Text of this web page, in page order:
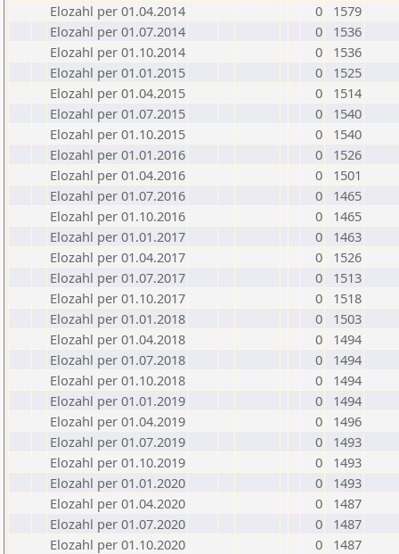
Elozahl per 01.04.2014
0
1579
Elozahl per 01.07.2014
0
1536
Elozahl per 01.10.2014
0
1536
Elozahl per 01.01.2015
0
1525
Elozahl per 01.04.2015
0
1514
Elozahl per 01.07.2015
0
1540
Elozahl per 01.10.2015
0
1540
Elozahl per 01.01.2016
0
1526
Elozahl per 01.04.2016
0
1501
Elozahl per 01.07.2016
0
1465
Elozahl per 01.10.2016
0
1465
Elozahl per 01.01.2017
0
1463
Elozahl per 01.04.2017
0
1526
Elozahl per 01.07.2017
0
1513
Elozahl per 01.10.2017
0
1518
Elozahl per 01.01.2018
0
1503
Elozahl per 01.04.2018
0
1494
Elozahl per 01.07.2018
0
1494
Elozahl per 01.10.2018
0
1494
Elozahl per 01.01.2019
0
1494
Elozahl per 01.04.2019
0
1496
Elozahl per 01.07.2019
0
1493
Elozahl per 01.10.2019
0
1493
Elozahl per 01.01.2020
0
1493
Elozahl per 01.04.2020
0
1487
Elozahl per 01.07.2020
0
1487
Elozahl per 01.10.2020
0
1487